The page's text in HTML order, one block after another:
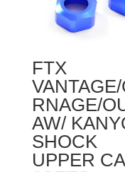
FTX
RNAGE/
AW/
SHOCK
UPPER